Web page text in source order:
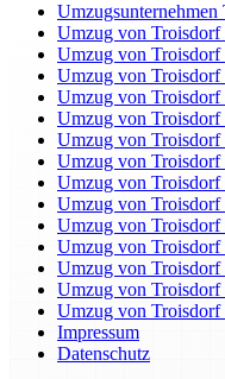
Umzugsunternehmen
Umzug von Troisdorf
Umzug von Troisdorf
Umzug von Troisdorf
Umzug von Troisdorf
Umzug von Troisdorf
Umzug von Troisdorf
Umzug von Troisdorf
Umzug von Troisdorf
Umzug von Troisdorf
Umzug von Troisdorf
Umzug von Troisdorf
Umzug von Troisdorf
Umzug von Troisdorf
Umzug von Troisdorf
Impressum
Datenschutz